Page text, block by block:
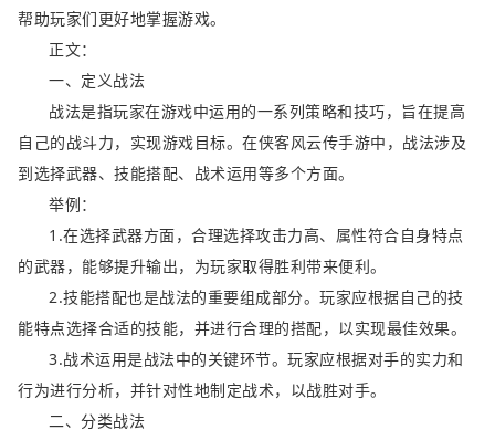
帮助玩家们更好地掌握游戏。
正文：
一、定义战法
战法是指玩家在游戏中运用的一系列策略和技巧，旨在提高
自己的战斗力，实现游戏目标。在侠客风云传手游中，战法涉及
到选择武器、技能搭配、战术运用等多个方面。
举例：
1.在选择武器方面，合理选择攻击力高、属性符合自身特点
的武器，能够提升输出，为玩家取得胜利带来便利。
2.技能搭配也是战法的重要组成部分。玩家应根据自己的技
能特点选择合适的技能，并进行合理的搭配，以实现最佳效果。
3.战术运用是战法中的关键环节。玩家应根据对手的实力和
行为进行分析，并针对性地制定战术，以战胜对手。
二、分类战法